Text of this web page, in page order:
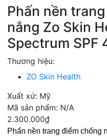
Phấn nền
nắng Zo Skin
Spectrum SPF
Thương hiệu:
ZO Skin Health
Xuất xứ: Mỹ
Mã sản phẩm: N/A
2.300.000₫
Phấn nền trang điểm chống